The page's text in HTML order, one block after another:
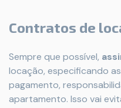
Contratos de
Sempre que possível,
locação, especificando
pagamento,
apartamento. Isso vai